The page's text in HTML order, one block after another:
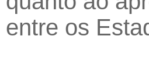
entre os